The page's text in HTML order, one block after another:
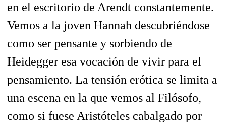
en el escritorio de Arendt constantemente.
Vemos a la joven Hannah descubriéndose
como ser pensante y sorbiendo de
Heidegger esa vocación de vivir para el
pensamiento. La tensión erótica se limita a
una escena en la que vemos al Filósofo,
como si fuese Aristóteles cabalgado por